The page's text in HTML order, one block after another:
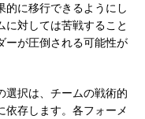
的に移行できるようにし
に対しては苦戦すること
ーが圧倒される可能性が
選択は、チームの戦術的
依存します。各フォーメ